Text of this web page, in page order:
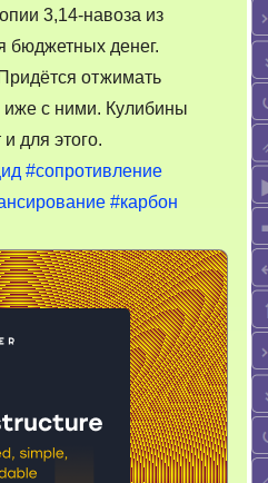
3,14-навоза из
бюджетных денег.
отжимать
иже с ними. Кулибины
и для этого.
#сопротивление
#карбон